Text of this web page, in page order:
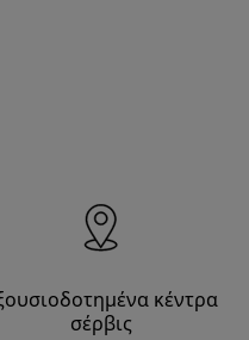
κέντρα
σέρβις